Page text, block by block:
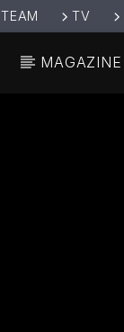
TEAM TV
MAGAZINE